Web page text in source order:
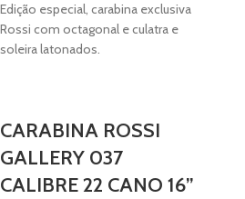
Edição especial, carabina exclusiva
Rossi com octagonal e culatra e
soleira latonados.
CARABINA ROSSI
GALLERY 037
CALIBRE 22 CANO 16”